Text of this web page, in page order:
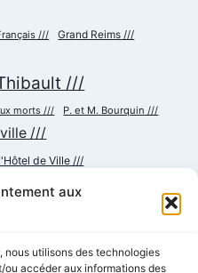
aux
nous utilisons des technologies
accéder aux informations des
/// Grand Reims ///
///
morts /// P. et M. Bourquin ///
///
de Ville ///
Luçon ///
/// Rue Colbert ///